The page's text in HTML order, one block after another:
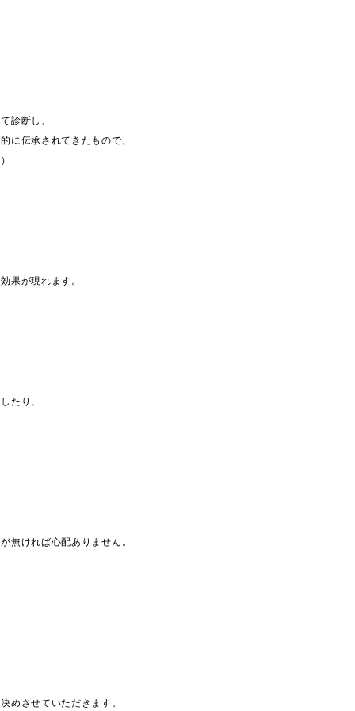
診断し、
に伝承されてきたもので、
果が現れます。
たり、
無ければ心配ありません。
めさせていただきます。